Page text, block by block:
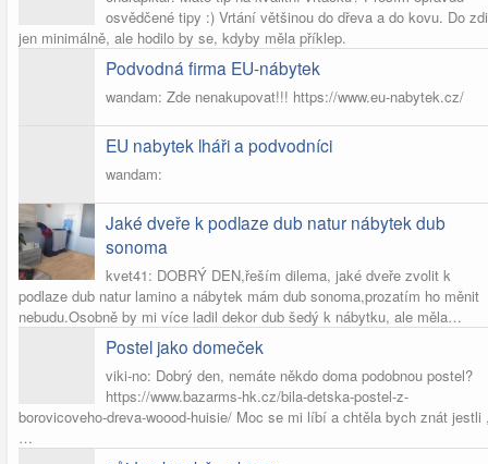
osvědčené tipy :) Vrtání většinou do dřeva a do kovu. Do zdi
jen minimálně, ale hodilo by se, kdyby měla příklep.
Podvodná firma EU-nábytek
wandam: Zde nenakupovat!!! https://www.eu-nabytek.cz/
EU nabytek lháři a podvodníci
wandam:
Jaké dveře k podlaze dub natur nábytek dub
sonoma
kvet41: DOBRÝ DEN,řeším dilema, jaké dveře zvolit k
podlaze dub natur lamino a nábytek mám dub sonoma,prozatím ho měnit
nebudu.Osobně by mi více ladil dekor dub šedý k nábytku, ale měla…
Postel jako domeček
viki-no: Dobrý den, nemáte někdo doma podobnou postel?
https://www.bazarms-hk.cz/bila-detska-postel-z-
borovicoveho-dreva-woood-huisie/ Moc se mi líbí a chtěla bych znát jestli
…